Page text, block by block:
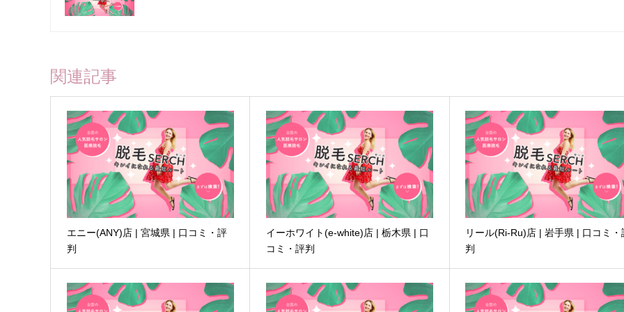
関連記事
エニー(ANY)店 | 宮城県 | 口コミ・評
判
イーホワイト(e-white)店 | 栃木県 | 口
コミ・評判
リール(Ri-Ru)店 | 岩手県 | 口コミ・
判